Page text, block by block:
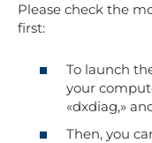
Please check the
first:
To launch
your
«dxdiag,»
Then, you